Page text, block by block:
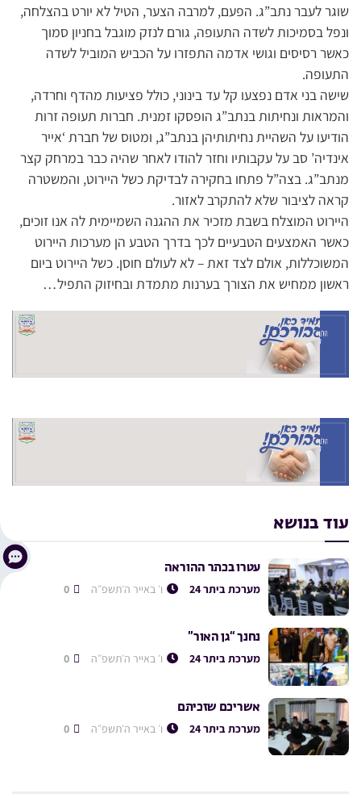
שוגר לעבר נתב”ג. הפעם, למרבה הצער, הטיל לא יורט בהצלחה,
ונפל בסמיכות לשדה התעופה, גורם לנזק מוגבל בחניון סמוך
כאשר רסיסים וגושי אדמה התפזרו על הכביש המוביל לשדה
התעופה.
שישה בני אדם נפצעו קל עד בינוני, כולל פציעות מהדף וחרדה,
והמראות ונחיתות בנתב”ג הופסקו זמנית. חברות תעופה זרות
הודיעו על השהיית נחיתותיהן בנתב”ג, ומטוס של חברת ‘אייר
אינדיה’ סב על עקבותיו וחזר להודו לאחר שהיה כבר במרחק קצר
מנתב”ג. בצה”ל פתחו בחקירה לבדיקת כשל היירוט, והמשטרה
קראה לציבור שלא להתקרב לאזור.
היירוט המוצלח בשבת מזכיר את ההגנה השמיימית לה אנו זוכים,
כאשר האמצעים הטבעיים לכך בדרך הטבע הן מערכות היירוט
המשוכללות, אולם לצד זאת – לא לעולם חוסן. כשל היירוט ביום
ראשון ממחיש את הצורך בערנות מתמדת ובחיזוק התפיל…
עוד בנושא
עטרו בכתר ההוראה
מערכת ביתר 24 ו׳ באייר ה׳תשפ״ה
נחנך “גן האור”
מערכת ביתר 24 ו׳ באייר ה׳תשפ״ה
אשריכם שזכיתם
מערכת ביתר 24 ו׳ באייר ה׳תשפ״ה